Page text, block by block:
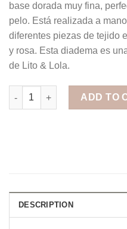
base dorada muy fina,
pelo. Está realizada a
diferentes piezas de tejido
y rosa. Esta diadema es
de Lito & Lola.
Diadema Cleo quantity
ADD TO
DESCRIPTION